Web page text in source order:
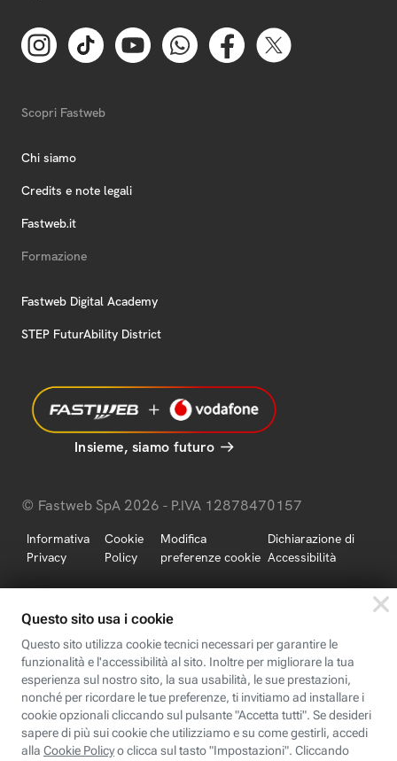
Scopri Fastweb
Chi siamo
Credits e note legali
Fastweb.it
Formazione
Fastweb Digital Academy
STEP FuturAbility District
Insieme, siamo futuro
© Fastweb SpA 2026 - P.IVA 12878470157
Informativa
Privacy
Cookie
Policy
Modifica
preferenze cookie
Dichiarazione di
Accessibilità